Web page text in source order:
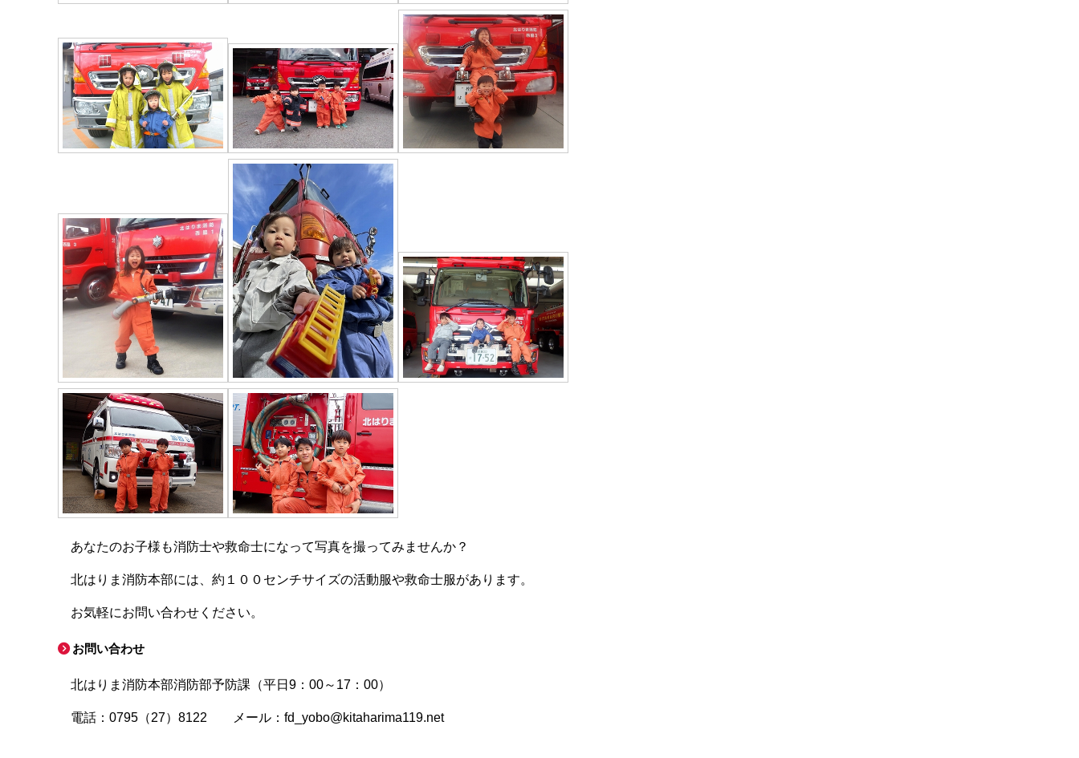
あなたのお子様も消防士や救命士になって写真を撮ってみませんか？
北はりま消防本部には、約１００センチサイズの活動服や救命士服があります。
お気軽にお問い合わせください。
お問い合わせ
北はりま消防本部消防部予防課（平日9：00～17：00）
電話：0795（27）8122 メール：fd_yobo@kitaharima119.net